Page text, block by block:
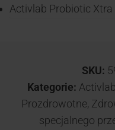
Activlab Probiotic Xtra
SKU:
Kategorie: Activlab
Prozdrowotne,
specjalnego